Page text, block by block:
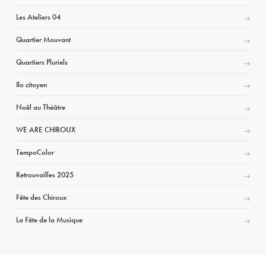
Les Ateliers 04
Quartier Mouvant
Quartiers Pluriels
Ilo citoyen
Noël au Théâtre
WE ARE CHIROUX
TempoColor
Retrouvailles 2025
Fête des Chiroux
La Fête de la Musique